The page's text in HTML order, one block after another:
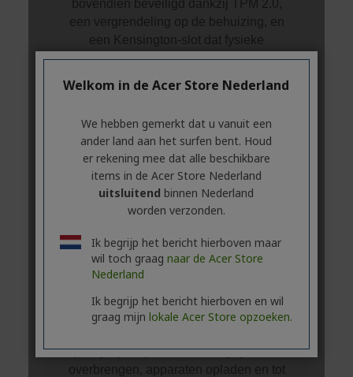
Welkom in de Acer Store Nederland
We hebben gemerkt dat u vanuit een
ander land aan het surfen bent. Houd
er rekening mee dat alle beschikbare
items in de Acer Store Nederland
uitsluitend binnen Nederland
worden verzonden.
Ik begrijp het bericht hierboven maar
wil toch graag naar de Acer Store
Nederland
Ik begrijp het bericht hierboven en wil
graag mijn lokale Acer Store opzoeken.